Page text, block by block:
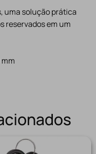
uma solução prática
reservados em um
mm